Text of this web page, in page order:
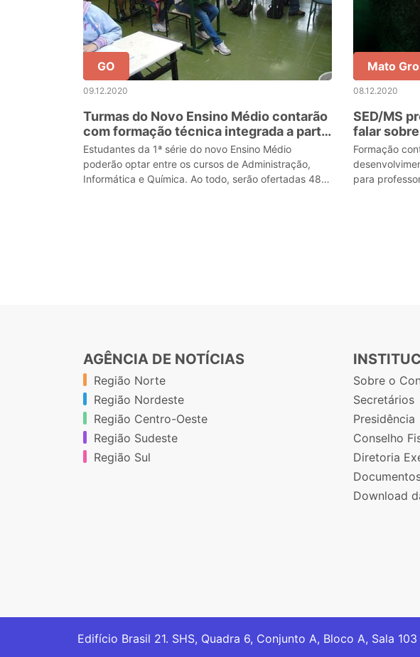
GO
09.12.2020
Turmas do Novo Ensino Médio contarão
com formação técnica integrada a partir
de 2021
Estudantes da 1ª série do novo Ensino Médio
poderão optar entre os cursos de Administração,
Informática e Química. Ao todo, serão ofertadas 48
Mato
08.12.2020
SED/MS
falar
Formação
para
AGÊNCIA DE NOTÍCIAS
Região Norte
Região Nordeste
Região Centro-Oeste
Região Sudeste
Região Sul
Sobre o
Secretários
Presidência
Conselho
Diretoria
Download
Edifício Brasil 21. SHS, Quadra 6, Conjunto A, Bloco A, Sala